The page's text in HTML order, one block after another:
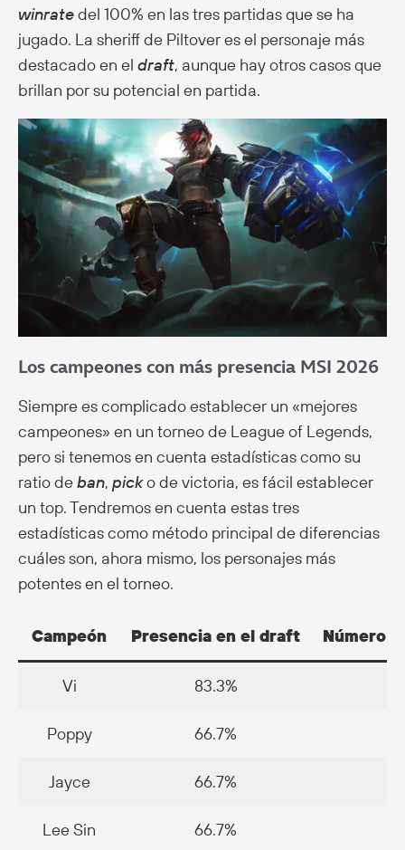
winratedel 100% en las tres partidas que se ha
jugado. La sheriff de Piltover es el personaje más
destacado en el draft, aunque hay otros casos que
brillan por su potencial en partida.
Los campeones con más presencia MSI 2026
Siempre es complicado establecer un «mejores
campeones» en un torneo de League of Legends,
pero si tenemos en cuenta estadísticas como su
ratio deban, picko de victoria, es fácil establecer
un top. Tendremos en cuenta estas tres
estadísticas como método principal de diferencias
cuáles son, ahora mismo, los personajes más
potentes en el torneo.
Campeón Presencia en el draft Número
Vi 83.3%
Poppy 66.7%
Jayce 66.7%
Lee Sin 66.7%